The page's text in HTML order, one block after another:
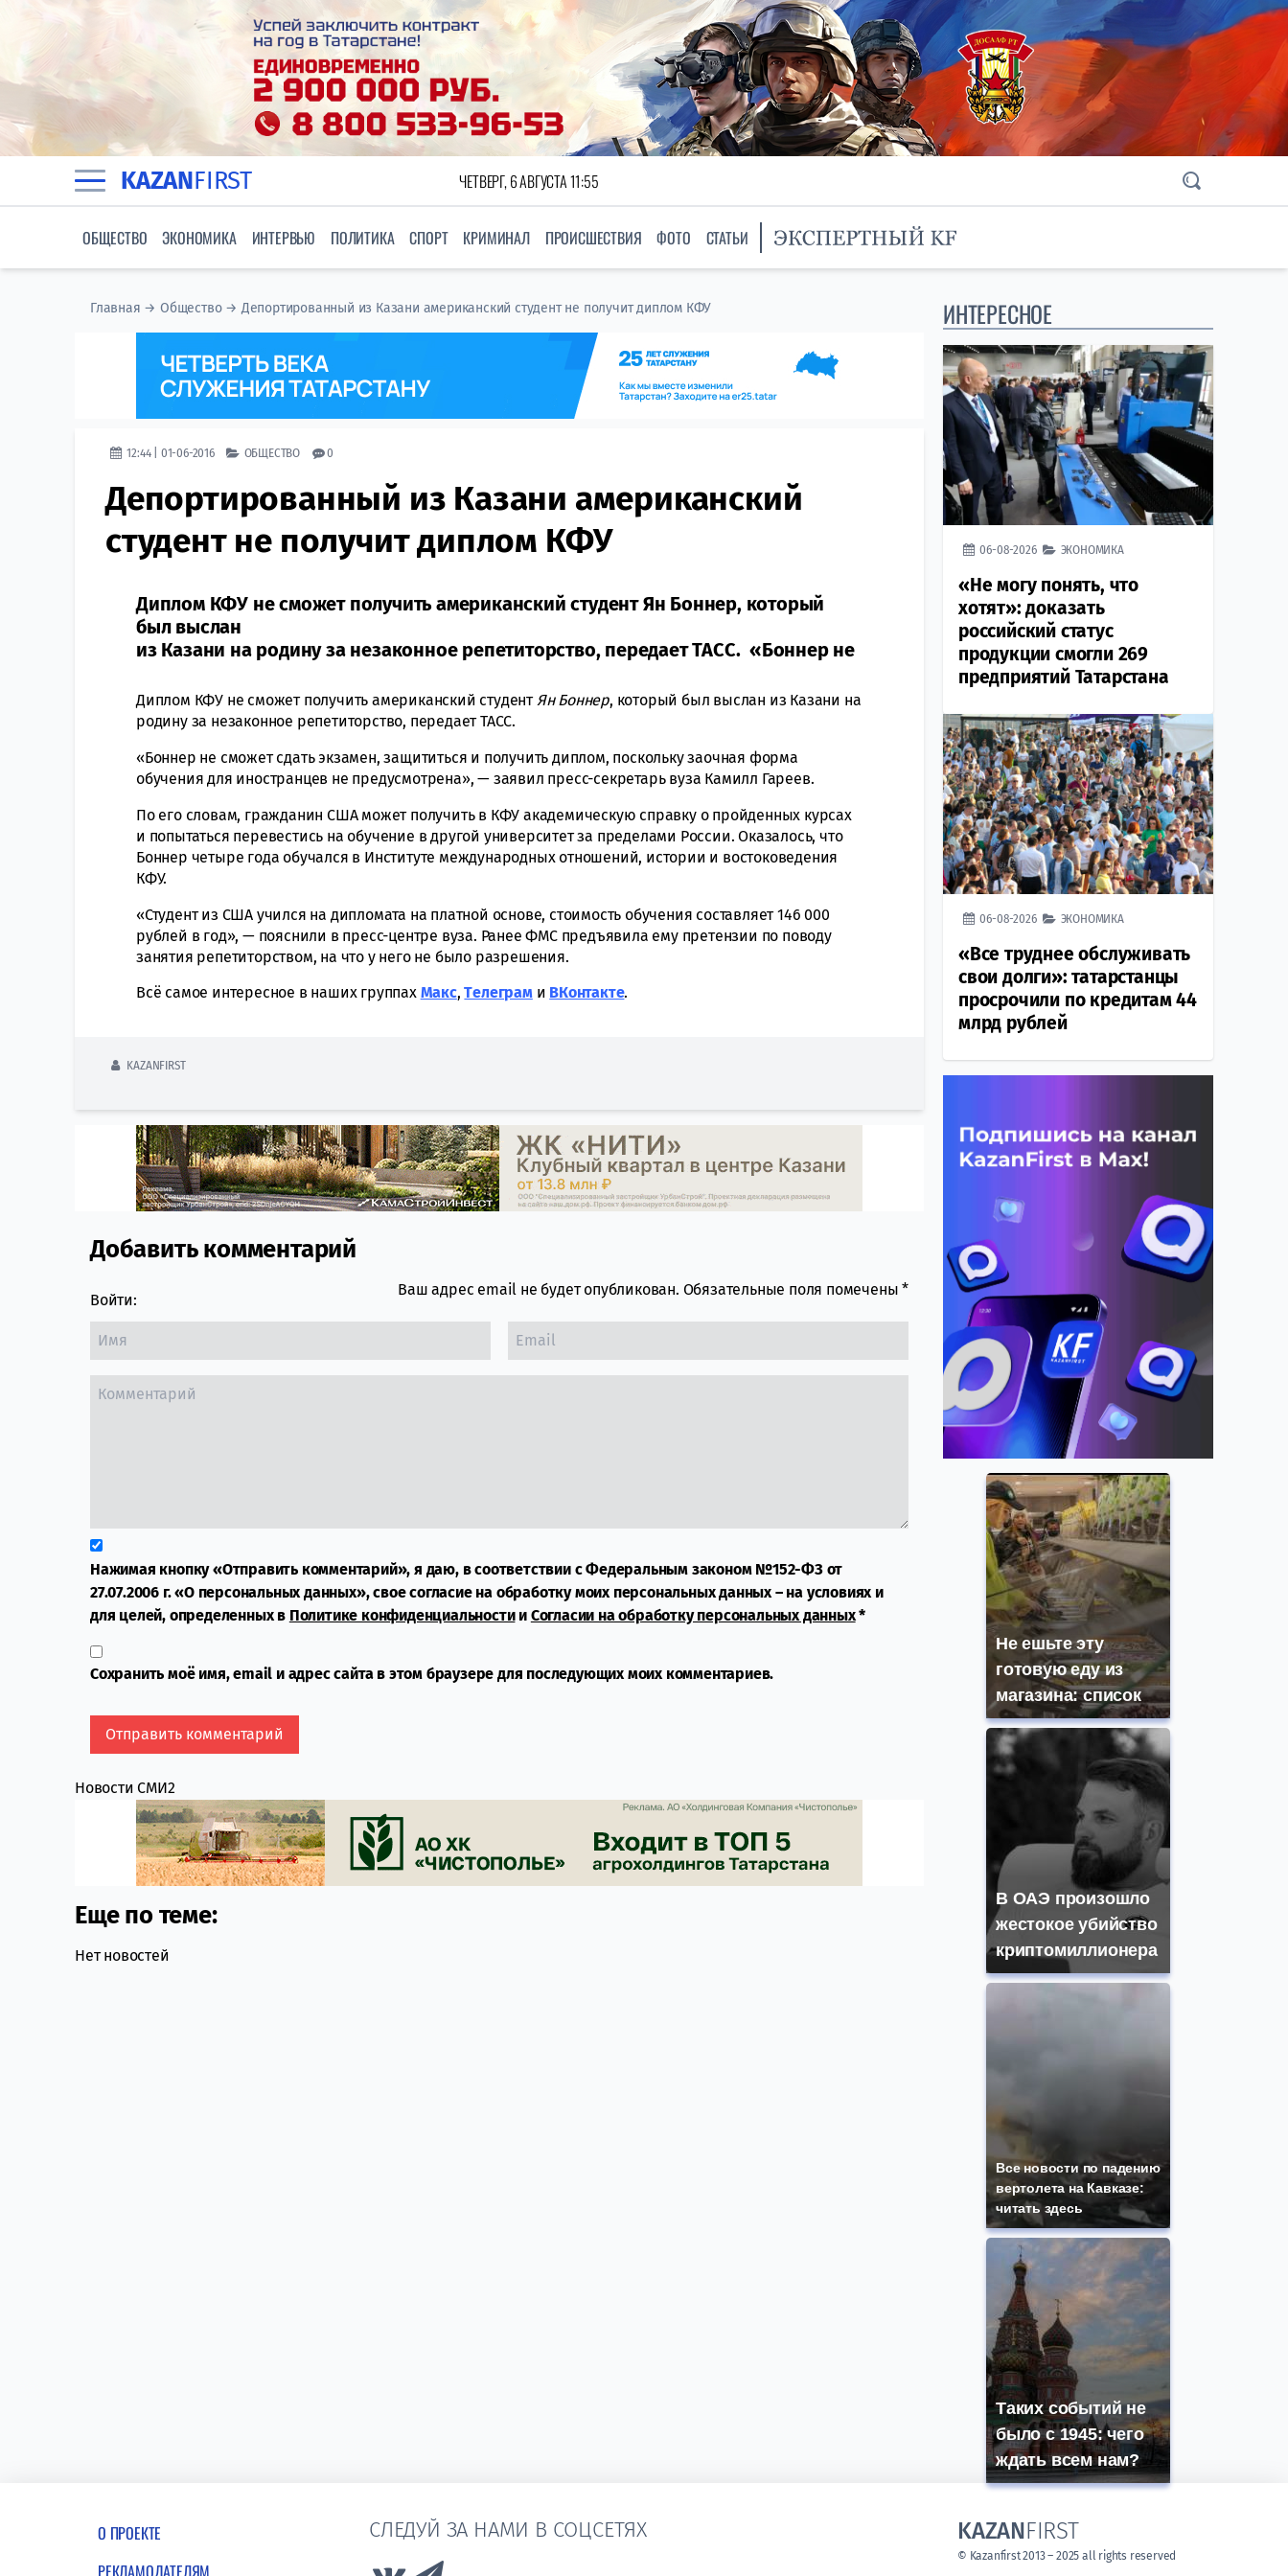
KAZANFIRST ЧЕТВЕРГ, 6 АВГУСТА 11:55
ОБЩЕСТВО ЭКОНОМИКА ИНТЕРВЬЮ ПОЛИТИКА СПОРТ КРИМИНАЛ ПРОИСШЕСТВИЯ ФОТО СТАТЬИ
Главная →Общество→ Депортированный из Казани американский студент не получит диплом КФУ
12:44 | 01-06-2016 ОБЩЕСТВО 0
Депортированный из Казани американский
студент не получит диплом КФУ
Диплом КФУ не сможет получить американский студент Ян Боннер, который
был выслан
из Казани на родину за незаконное репетиторство, передает ТАCC. «Боннер не
Диплом КФУ не сможет получить американский студентЯн Боннер, который был выслан из Казани на
родину за незаконное репетиторство, передает ТАCC.
«Боннер не сможет сдать экзамен, защититься и получить диплом, поскольку заочная форма
обучения для иностранцев не предусмотрена», — заявил пресс-секретарь вуза Камилл Гареев.
По его словам, гражданин США может получить в КФУ академическую справку о пройденных курсах
и попытаться перевестись на обучение в другой университет за пределами России. Оказалось, что
Боннер четыре года обучался в Институте международных отношений, истории и востоковедения
КФУ.
«Студент из США учился на дипломата на платной основе, стоимость обучения составляет 146 000
рублей в год», — пояснили в пресс-центре вуза. Ранее ФМС предъявила ему претензии по поводу
занятия репетиторством, на что у него не было разрешения.
Всё самое интересное в наших группах Макс,Tелеграми ВКонтакте.
KAZANFIRST
Comment section
Добавить комментарий
Войти:
Ваш адрес email не будет опубликован. Обязательные поля помечены*
Нажимая кнопку «Отправить комментарий», я даю, в соответствии с Федеральным законом №152-ФЗ от
27.07.2006 г. «О персональных данных», свое согласие на обработку моих персональных данных – на условиях и
для целей, определенных в Политике конфиденциальностии Согласии на обработку персональных данных*
Сохранить моё имя, email и адрес сайта в этом браузере для последующих моих комментариев.
Новости СМИ2
Еще по теме:
Нет новостей
ИНТЕРЕСНОЕ
06-08-2026 ЭКОНОМИКА
«Не могу понять, что
хотят»: доказать
российский статус
продукции смогли 269
предприятий Татарстана
06-08-2026 ЭКОНОМИКА
«Все труднее обслуживать
свои долги»: татарстанцы
просрочили по кредитам 44
млрд рублей
Не ешьте эту
готовую еду из
магазина: список
В ОАЭ произошло
жестокое убийство
криптомиллионера
Все новости по падению
вертолета на Кавказе:
читать здесь
Таких событий не
было с 1945: чего
ждать всем нам?
О ПРОЕКТЕ
РЕКЛАМОДАТЕЛЯМ
СЛЕДУЙ ЗА НАМИ В СОЦСЕТЯХ
Link to Vk
KAZANFIRST
© Kazanfirst 2013 – 2025 all rights reserved